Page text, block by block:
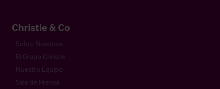
Christie & Co
Sobre Nosotros
El Grupo Christie
Nuestro Equipo
Sala de Prensa